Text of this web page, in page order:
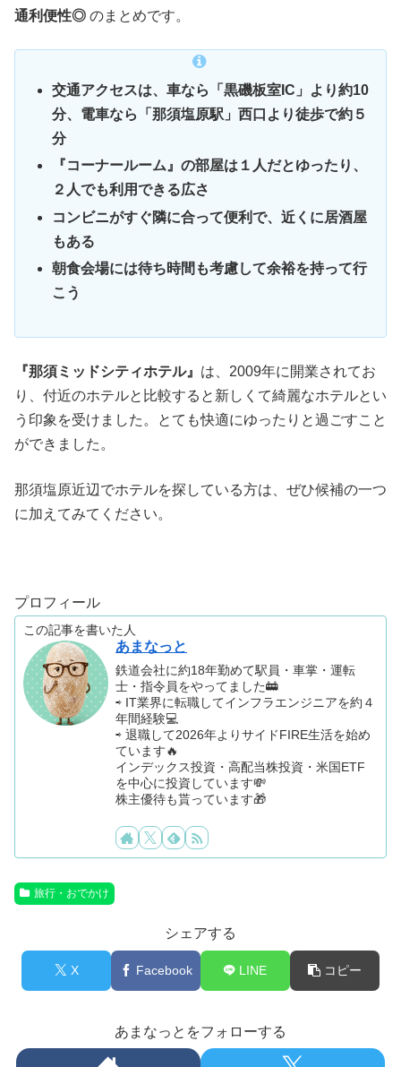
通利便性◎ のまとめです。
交通アクセスは、車なら「黒磯板室IC」より約10
分、電車なら「那須塩原駅」西口より徒歩で約５
分
『コーナールーム』の部屋は１人だとゆったり、
２人でも利用できる広さ
コンビニがすぐ隣に合って便利で、近くに居酒屋
もある
朝食会場には待ち時間も考慮して余裕を持って行
こう
『那須ミッドシティホテル』 は、2009年に開業されてお
り、付近のホテルと比較すると新しくて綺麗なホテルとい
う印象を受けました。とても快適にゆったりと過ごすこと
ができました。
那須塩原近辺でホテルを探している方は、ぜひ候補の一つ
に加えてみてください。
プロフィール
この記事を書いた人
あまなっと
鉄道会社に約18年勤めて駅員・車掌・運転
士・指令員をやってました🚋
⇨ IT業界に転職してインフラエンジニアを約４
年間経験💻
⇨ 退職して2026年よりサイドFIRE生活を始め
ています🔥
インデックス投資・高配当株投資・米国ETF
を中心に投資しています💸
株主優待も貰っています🎁
旅行・おでかけ
シェアする
X Facebook LINE コピー
あまなっとをフォローする